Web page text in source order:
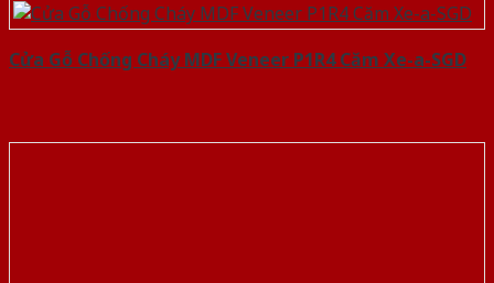
Cửa Gỗ Chống Cháy MDF Veneer P1R4 Căm Xe-a-SGD